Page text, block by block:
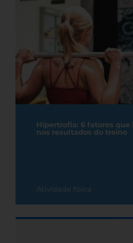
Hipertrofia: 6 fatores
nos resultados do treino
Atividade física